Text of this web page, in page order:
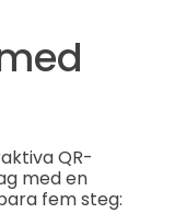
QR-
med en
fem steg: